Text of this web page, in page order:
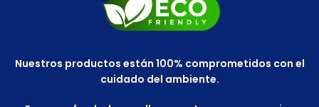
Nuestros productos están 100% comprometidos con el
cuidado del ambiente.